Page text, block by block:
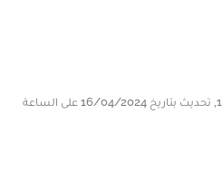
في 16/04/2024 على الساعة 14:30, تحديث بتاريخ 16/04/2024 على الساعة